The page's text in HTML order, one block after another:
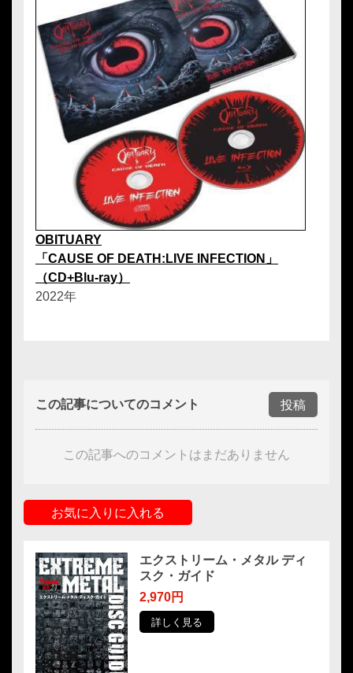
OBITUARY
「CAUSE OF DEATH:LIVE INFECTION」
（CD+Blu-ray）
2022年
この記事についてのコメント 投稿
この記事へのコメントはまだありません
お気に入りに入れる
エクストリーム・メタル ディ
スク・ガイド
2,970円
詳しく見る